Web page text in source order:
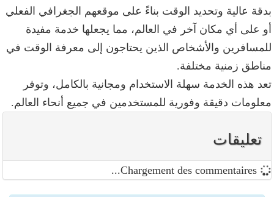
عالية وتحديد الوقت بناءً على موقعهم الجغرافي الفعلي
على أي مكان آخر في العالم، مما يجعلها خدمة مفيدة
والأشخاص الذين يحتاجون إلى معرفة الوقت في
زمنية مختلفة.
هذه الخدمة سهلة الاستخدام ومجانية بالكامل، وتوفر
دقيقة وفورية للمستخدمين في جميع أنحاء العالم.
تعليقات
Chargement des commentaires...